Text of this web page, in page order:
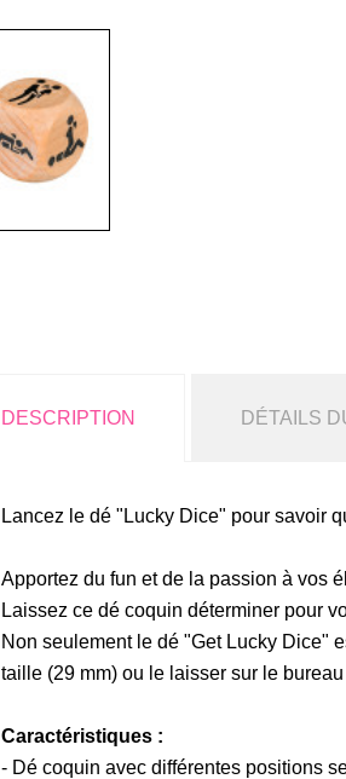
DESCRIPTION DÉTAILS
Lancez le dé "Lucky Dice" pour savoir
Apportez du fun et de la passion à vos
Laissez ce dé coquin déterminer pour
Non seulement le dé "Get Lucky Dice"
taille (29 mm) ou le laisser sur le
Caractéristiques :
- Dé coquin avec différentes positions